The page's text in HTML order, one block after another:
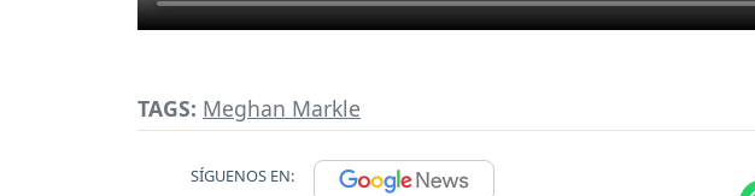
TAGS: Meghan Markle
SÍGUENOS EN: